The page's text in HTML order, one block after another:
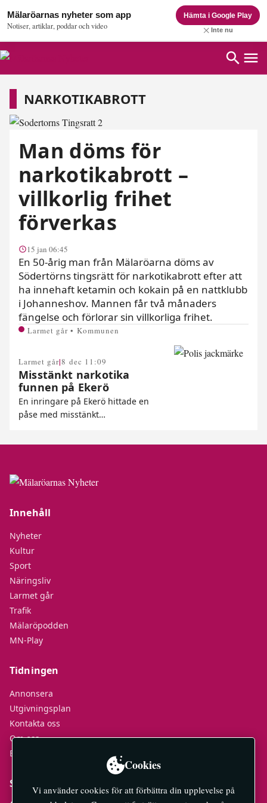
Mälaröarnas nyheter som app
Notiser, artiklar, poddar och video
Hämta i Google Play
Inte nu
Narkotikabrott
NARKOTIKABROTT
Man döms för
narkotikabrott –
villkorlig frihet
förverkas
15 jan 06:45
En 50-årig man från Mälaröarna döms av
Södertörns tingsrätt för narkotikabrott efter att
ha innehaft ketamin och kokain på en nattklubb
i Johanneshov. Mannen får två månaders
fängelse och förlorar sin villkorliga frihet.
Larmet går • Kommunen
Larmet går|8 dec 11:09
Misstänkt narkotika
funnen på Ekerö
En inringare på Ekerö hittade en
påse med misstänkt…
Innehåll
Nyheter
Kultur
Sport
Näringsliv
Larmet går
Trafik
Mälaröpodden
MN-Play
Tidningen
Annonsera
Utgivningsplan
Kontakta oss
Om oss
E-tidningar
Socialt
Cookies
Vi använder cookies för att förbättra din upplevelse på